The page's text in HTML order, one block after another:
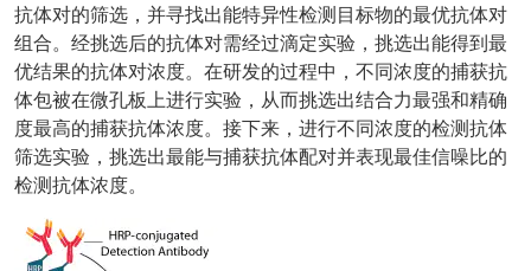
抗体对的筛选，并寻找出能特异性检测目标物的最优抗体对
组合。经挑选后的抗体对需经过滴定实验，挑选出能得到最
优结果的抗体对浓度。在研发的过程中，不同浓度的捕获抗
体包被在微孔板上进行实验，从而挑选出结合力最强和精确
度最高的捕获抗体浓度。接下来，进行不同浓度的检测抗体
筛选实验，挑选出最能与捕获抗体配对并表现最佳信噪比的
检测抗体浓度。